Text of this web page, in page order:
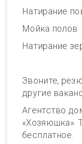
Натирание
Мойка полов
Натирание
Звоните,
другие
Агентство
«Хозяюшка».
бесплатное.